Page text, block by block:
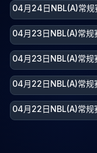
04月24日NBL(A)常规
04月23日NBL(A)常规
04月23日NBL(A)常规
04月22日NBL(A)常规
04月22日NBL(A)常规